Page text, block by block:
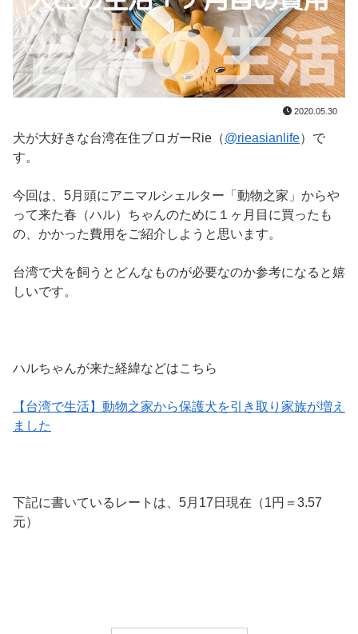
2020.05.30
犬が大好きな台湾在住ブロガーRie（@rieasianlife）で
す。
今回は、5月頭にアニマルシェルター「動物之家」からや
って来た春（ハル）ちゃんのために１ヶ月目に買ったも
の、かかった費用をご紹介しようと思います。
台湾で犬を飼うとどんなものが必要なのか参考になると嬉
しいです。
ハルちゃんが来た経緯などはこちら
【台湾で生活】動物之家から保護犬を引き取り家族が増え
ました
下記に書いているレートは、5月17日現在（1円＝3.57
元）